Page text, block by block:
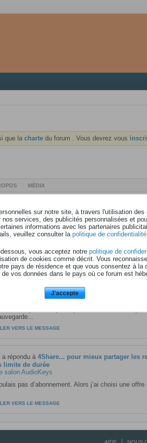
que la charte du forum . Vous devrez vous
MÉDIA
a répondu àMise à jour du serveur à venir
salon AudioKeys
VERS LE MESSAGE
limite de durée
salon AudioKeys
c’est après une perte (heureusement limitée)
VERS LE MESSAGE
a répondu à 4Share... pour mieux partager les
limite de durée
salon AudioKeys
pas d’abonnement. Alors j’ai choisi une
VERS LE MESSAGE
sur notre site, à travers l'utilisation
services, des publicités personnalisées et
informations avec les partenaires
veuillez consulter la politique de confidentialité.
vous acceptez notre politique de
de cookies comme décrit. Vous
pays de résidence et que vous consentez à la
vos données dans le pays où ce forum est
J'accepte